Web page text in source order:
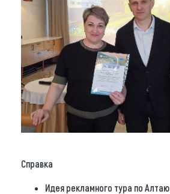
Справка
Идея рекламного тура по Алтаю